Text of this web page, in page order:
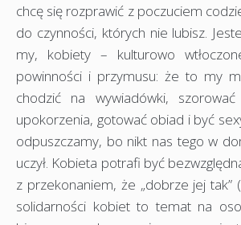
chcę się rozprawić z poczuciem
do czynności, których nie lubisz.
my, kobiety – kulturowo
powinności i przymusu: że to my
chodzić na wywiadówki,
upokorzenia, gotować obiad i być
odpuszczamy, bo nikt nas tego w
uczył. Kobieta potrafi być
z przekonaniem, że „dobrze jej tak”
solidarności kobiet to temat na